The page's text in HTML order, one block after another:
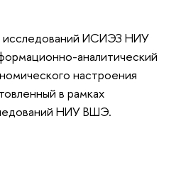
исследований ИСИЭЗ НИУ
аналитический
настроения
в рамках
НИУ ВШЭ.